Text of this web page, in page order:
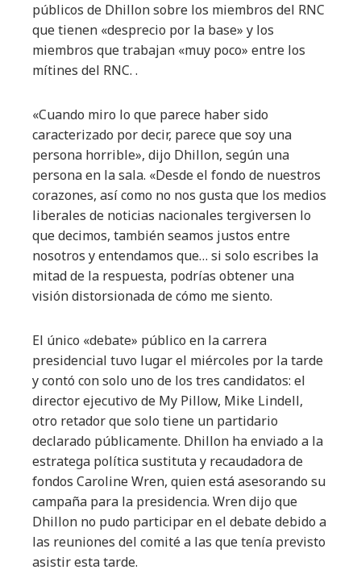
públicos de Dhillon sobre los miembros del RNC
que tienen «desprecio por la base» y los
miembros que trabajan «muy poco» entre los
mítines del RNC. .
«Cuando miro lo que parece haber sido
caracterizado por decir, parece que soy una
persona horrible», dijo Dhillon, según una
persona en la sala. «Desde el fondo de nuestros
corazones, así como no nos gusta que los medios
liberales de noticias nacionales tergiversen lo
que decimos, también seamos justos entre
nosotros y entendamos que… si solo escribes la
mitad de la respuesta, podrías obtener una
visión distorsionada de cómo me siento.
El único «debate» público en la carrera
presidencial tuvo lugar el miércoles por la tarde
y contó con solo uno de los tres candidatos: el
director ejecutivo de My Pillow, Mike Lindell,
otro retador que solo tiene un partidario
declarado públicamente. Dhillon ha enviado a la
estratega política sustituta y recaudadora de
fondos Caroline Wren, quien está asesorando su
campaña para la presidencia. Wren dijo que
Dhillon no pudo participar en el debate debido a
las reuniones del comité a las que tenía previsto
asistir esta tarde.